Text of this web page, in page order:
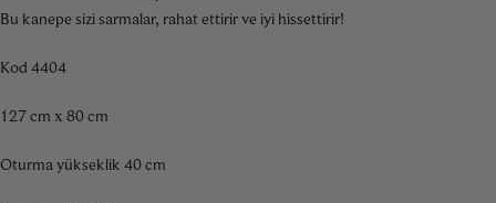
Bu kanepe sizi sarmalar, rahat ettirir ve iyi hissettirir!
Kod 4404
127 cm x 80 cm
Oturma yükseklik 40 cm